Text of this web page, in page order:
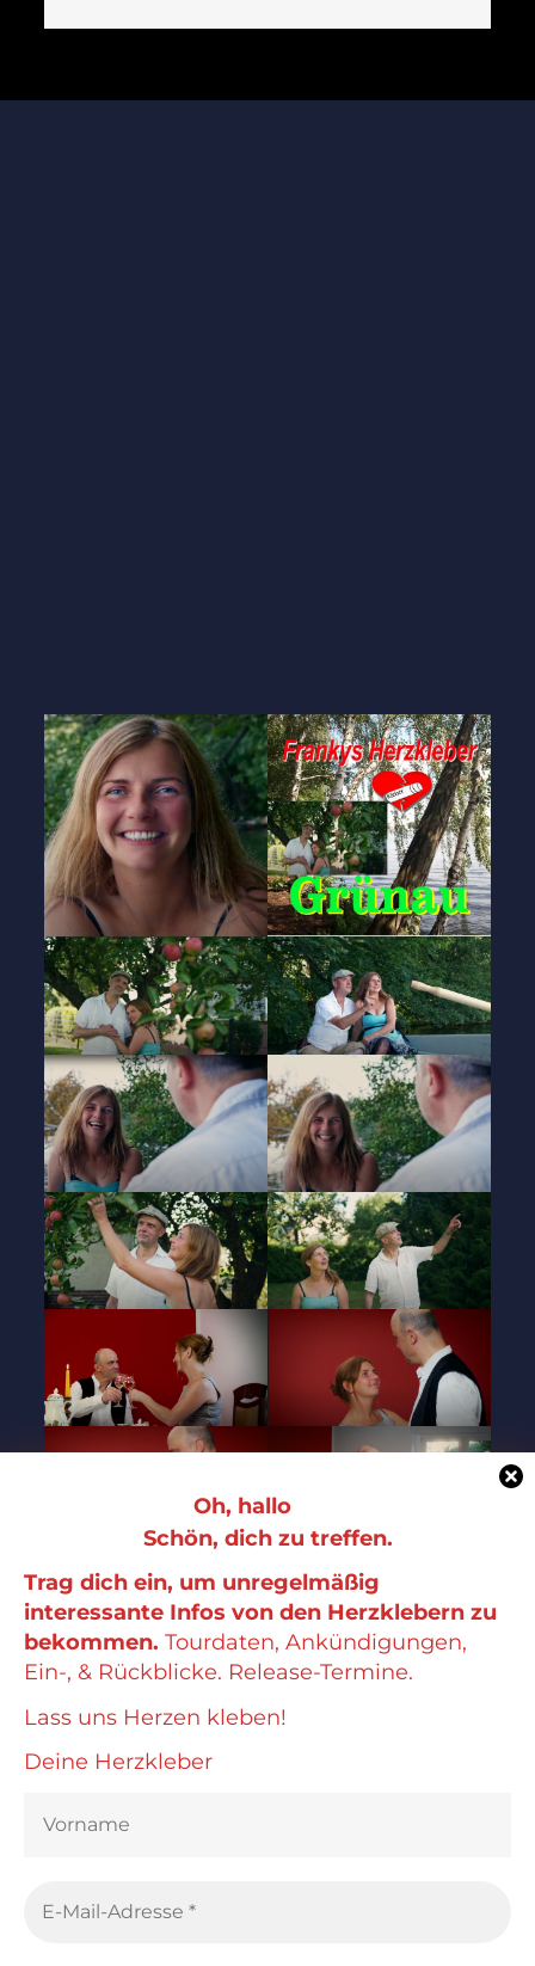
Oh, hallo
Schön, dich zu treffen.
Trag dich ein, um unregelmäßig
interessante Infos von den Herzklebern zu
bekommen. Tourdaten, Ankündigungen,
Ein-, & Rückblicke. Release-Termine.
Lass uns Herzen kleben!
Deine Herzkleber